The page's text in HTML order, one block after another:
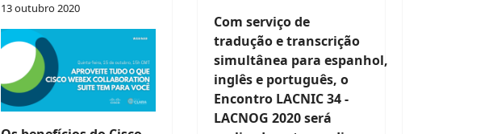
13 outubro 2020
Com serviço de
tradução e transcrição
simultânea para espanhol,
inglês e português, o
Encontro LACNIC 34 -
LACNOG 2020 será